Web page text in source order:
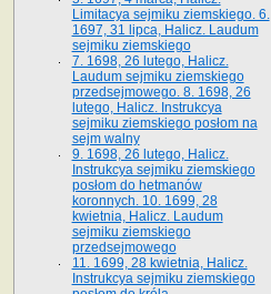
Limitacya sejmiku ziemskiego. 6.
1697, 31 lipca, Halicz. Laudum
sejmiku ziemskiego
7. 1698, 26 lutego, Halicz.
Laudum sejmiku ziemskiego
przedsejmowego. 8. 1698, 26
lutego, Halicz. Instrukcya
sejmiku ziemskiego posłom na
sejm walny
9. 1698, 26 lutego, Halicz.
Instrukcya sejmiku ziemskiego
posłom do hetmanów
koronnych. 10. 1699, 28
kwietnia, Halicz. Laudum
sejmiku ziemskiego
przedsejmowego
11. 1699, 28 kwietnia, Halicz.
Instrukcya sejmiku ziemskiego